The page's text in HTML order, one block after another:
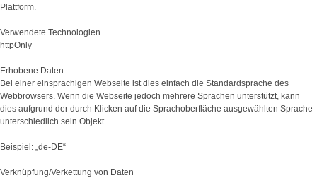
Plattform.
Verwendete Technologien
httpOnly
Erhobene Daten
Bei einer einsprachigen Webseite ist dies einfach die Standardsprache des
Webbrowsers. Wenn die Webseite jedoch mehrere Sprachen unterstützt, kann
dies aufgrund der durch Klicken auf die Sprachoberfläche ausgewählten Sprache
unterschiedlich sein Objekt.
Beispiel: „de-DE“
Verknüpfung/Verkettung von Daten